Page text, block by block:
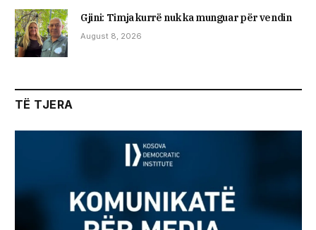
​Gjini: Timja kurrë nuk ka munguar për vendin
August 8, 2026
TË TJERA